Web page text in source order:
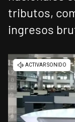
tributos,
ingresos